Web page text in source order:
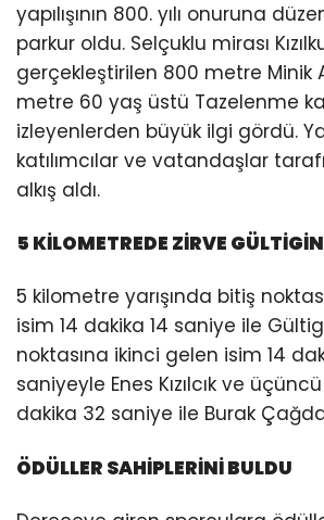
yapılışının 800. yılı onuruna
parkur oldu. Selçuklu mirası
gerçekleştirilen 800 metre Minik
metre 60 yaş üstü Tazelenme
izleyenlerden büyük ilgi gördü.
katılımcılar ve vatandaşlar
alkış aldı.
5 KİLOMETREDE ZİRVE GÜLTİGİN
5 kilometre yarışında bitiş
isim 14 dakika 14 saniye ile
noktasına ikinci gelen isim 14
saniyeyle Enes Kızılcık ve
dakika 32 saniye ile Burak
ÖDÜLLER SAHİPLERİNİ BULDU